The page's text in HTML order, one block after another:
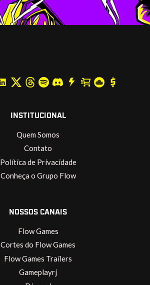
INSTITUCIONAL
Quem Somos
Contato
Política de Privacidade
Conheça o Grupo Flow
NOSSOS CANAIS
Flow Games
Cortes do Flow Games
Flow Games Trailers
Gameplayrj